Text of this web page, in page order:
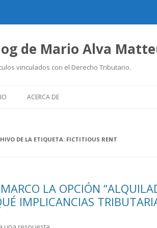
de Mario Alva
vinculados con el Derecho Tributario.
ACERCA DE
DE LA ETIQUETA: FICTITIOUS RENT
LA OPCIÓN
IMPLICANCIAS